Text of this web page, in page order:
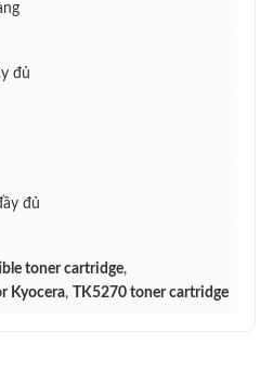
đủ
đủ
toner cartridge,
Kyocera, TK5270 toner cartridge